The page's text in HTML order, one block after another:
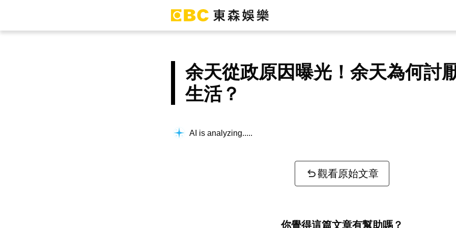
余天從政原因曝光！余天為何討
生活？
AI is analyzing...
觀看原始文章
你覺得這篇文章有幫助嗎？